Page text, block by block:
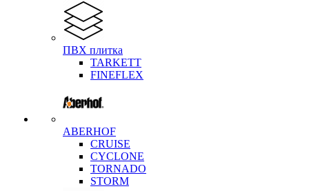
ПВХ плитка
TARKETT
FINEFLEX
ABERHOF
CRUISE
CYCLONE
TORNADO
STORM